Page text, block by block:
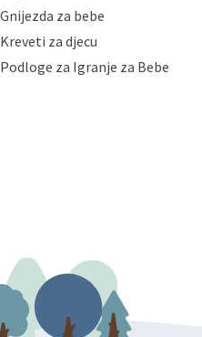
zakonima. Napominjemo
potpunosti ili djelomice,
obrade Vaših osobnih
podnijeti poštom na
mailom na adresu:
Gnijezda za bebe
Kreveti za djecu
Podloge za Igranje za Bebe